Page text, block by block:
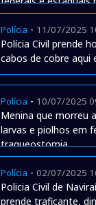
municipais
Polícia - 11/07/2025
Polícia Civil prende
cabos de cobre aqui
Polícia - 10/07/2025
Menina que morreu
larvas e piolhos em
traqueostomia
Polícia -02/07/2025
Policia Civil de
prende traficante,